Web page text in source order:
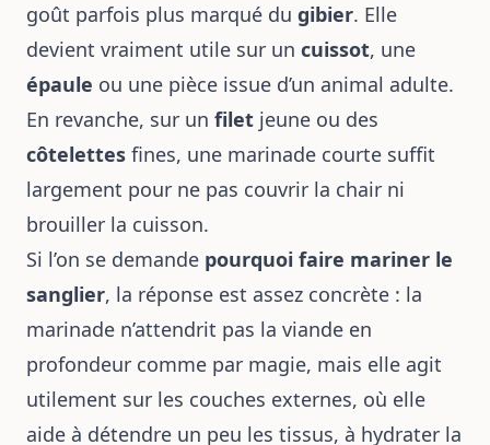
goût parfois plus marqué du gibier. Elle
devient vraiment utile sur un cuissot, une
épaule ou une pièce issue d’un animal adulte.
En revanche, sur un filet jeune ou des
côtelettes fines, une marinade courte suffit
largement pour ne pas couvrir la chair ni
brouiller la cuisson.
Si l’on se demande pourquoi faire mariner le
sanglier, la réponse est assez concrète : la
marinade n’attendrit pas la viande en
profondeur comme par magie, mais elle agit
utilement sur les couches externes, où elle
aide à détendre un peu les tissus, à hydrater la